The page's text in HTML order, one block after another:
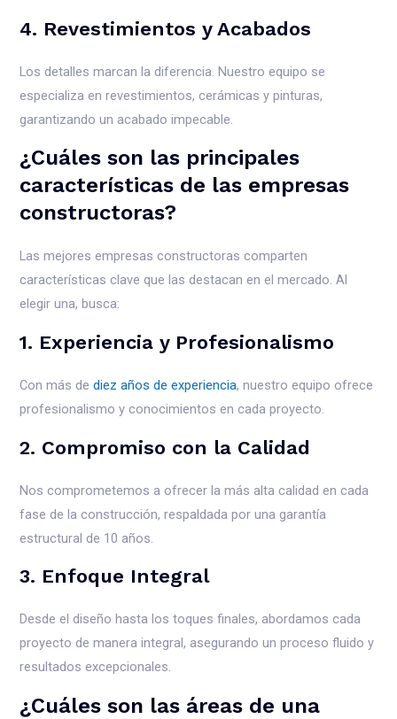
4. Revestimientos y Acabados
Los detalles marcan la diferencia. Nuestro equipo se
especializa en revestimientos, cerámicas y pinturas,
garantizando un acabado impecable.
¿Cuáles son las principales
características de las empresas
constructoras?
Las mejores empresas constructoras comparten
características clave que las destacan en el mercado. Al
elegir una, busca:
1. Experiencia y Profesionalismo
Con más dediez años de experiencia, nuestro equipo ofrece
profesionalismo y conocimientos en cada proyecto.
2. Compromiso con la Calidad
Nos comprometemos a ofrecer la más alta calidad en cada
fase de la construcción, respaldada por una garantía
estructural de 10 años.
3. Enfoque Integral
Desde el diseño hasta los toques finales, abordamos cada
proyecto de manera integral, asegurando un proceso fluido y
resultados excepcionales.
¿Cuáles son las áreas de una